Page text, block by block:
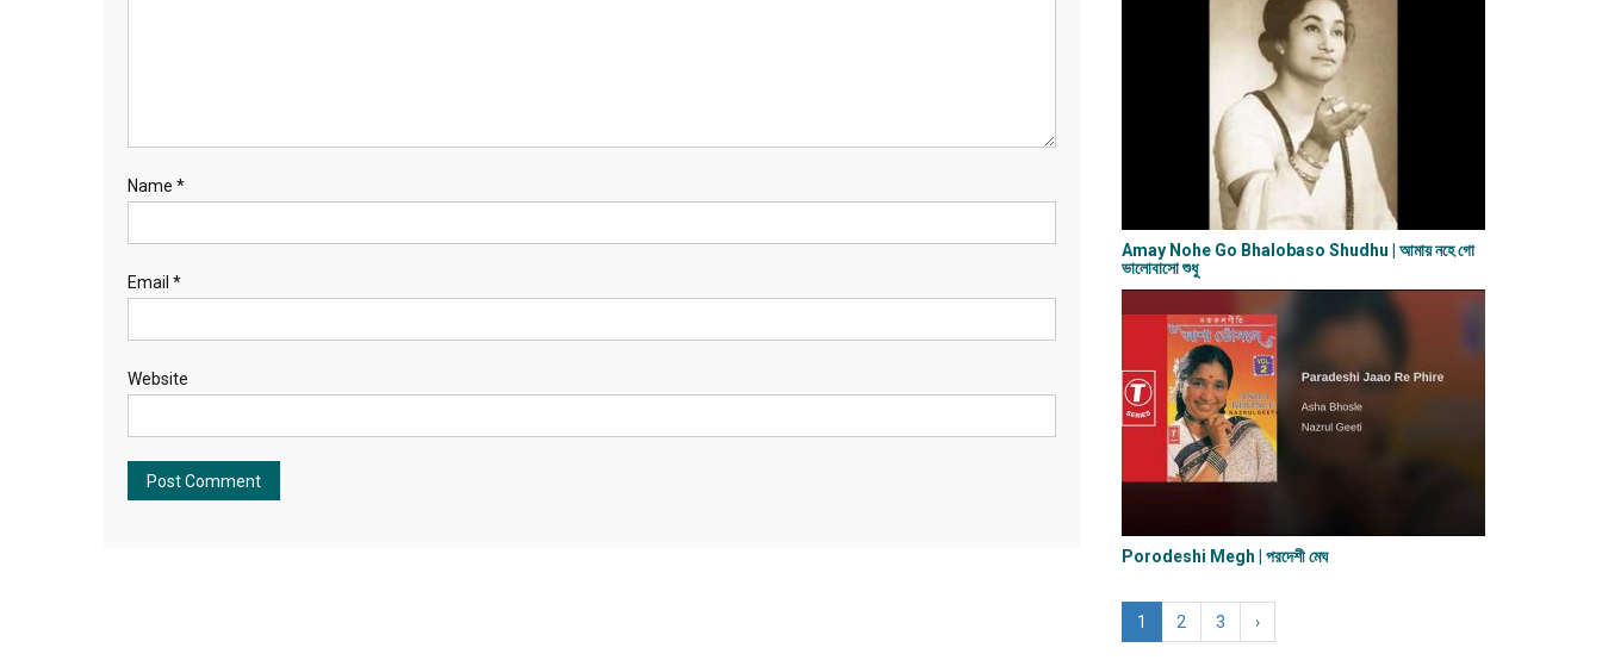
Name *
Email *
Website
Amay Nohe Go Bhalobaso Shudhu | আমায় নহে গো
ভালোবাসো শুধু
Porodeshi Megh | পরদেশী মেঘ
1 2 3 ›